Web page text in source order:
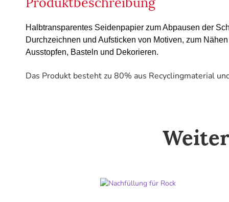
Halbtransparentes Seidenpapier zum Abpausen der
Durchzeichnen und Aufsticken von Motiven, zum
Ausstopfen, Basteln und Dekorieren.
Das Produkt besteht zu 80% aus Recyclingmaterial